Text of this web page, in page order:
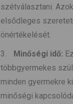
szétválasztani.
elsődleges
önértékelését.
Minőségi idő:
többgyermekes
minden gyermekre
minőségi